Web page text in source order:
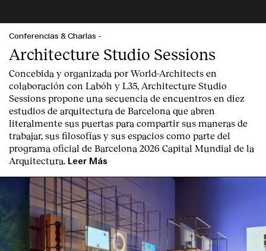
Conferencias & Charlas -
Architecture Studio Sessions
Concebida y organizada por World-Architects en
colaboración con Labóh y L35, Architecture Studio
Sessions propone una secuencia de encuentros en diez
estudios de arquitectura de Barcelona que abren
literalmente sus puertas para compartir sus maneras de
trabajar, sus filosofías y sus espacios como parte del
programa oficial de Barcelona 2026 Capital Mundial de la
Arquitectura. Leer Más